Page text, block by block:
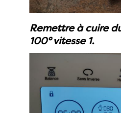
Remettre à cuire
100° vitesse 1.